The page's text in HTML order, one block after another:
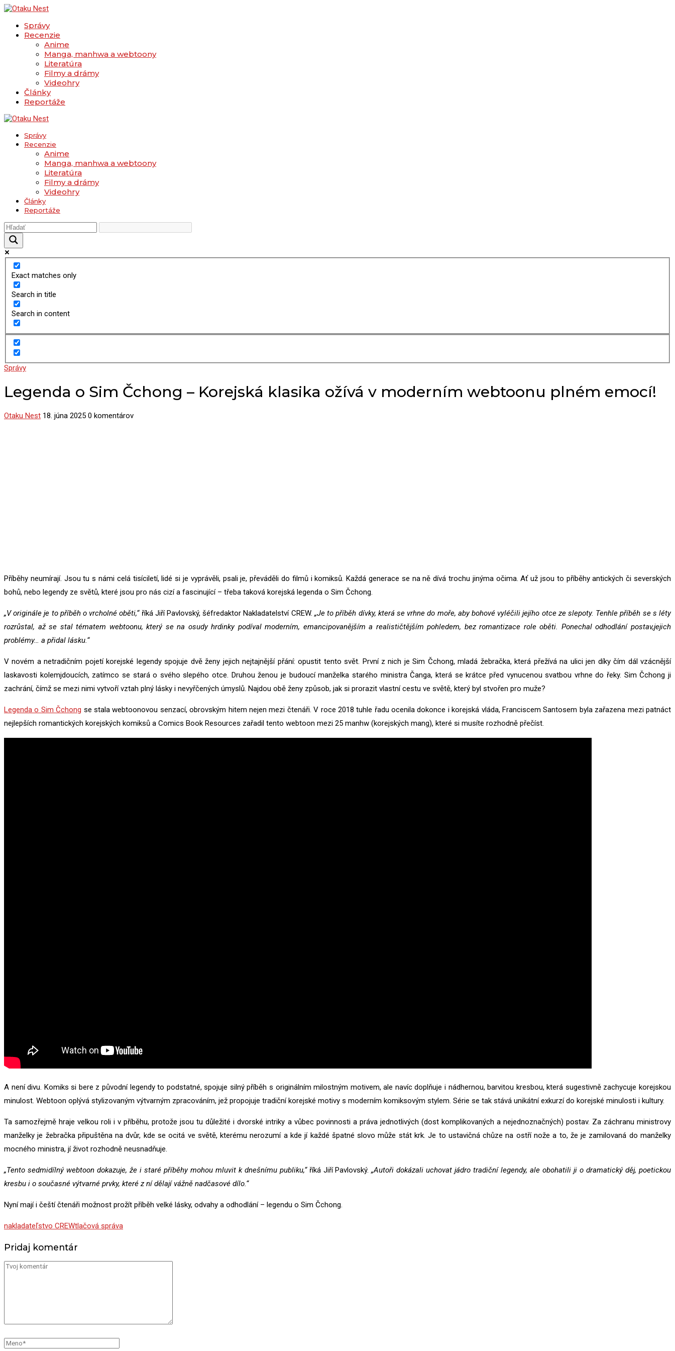
Správy
Recenzie
Anime
Manga, manhwa a webtoony
Literatúra
Filmy a drámy
Videohry
Články
Reportáže
Správy
Recenzie
Anime
Manga, manhwa a webtoony
Literatúra
Filmy a drámy
Videohry
Články
Reportáže
Exact matches only
Search in title
Search in content
Správy
Legenda o Sim Čchong – Korejská klasika ožívá v moderním webtoonu plném emocí!
Otaku Nest 18. júna 2025 0 komentárov
Příběhy neumírají. Jsou tu s námi celá tisíciletí, lidé si je vyprávěli, psali je, převáděli do filmů i komiksů. Každá generace se na ně dívá trochu jinýma očima. Ať už jsou to příběhy antických či severských
bohů, nebo legendy ze světů, které jsou pro nás cizí a fascinující – třeba taková korejská legenda o Sim Čchong.
„V originále je to příběh o vrcholné oběti,“říká Jiří Pavlovský, šéfredaktor Nakladatelství CREW. „Je to příběh dívky, která se vrhne do moře, aby bohové vyléčili jejího otce ze slepoty. Tenhle příběh se s léty
rozrůstal, až se stal tématem webtoonu, který se na osudy hrdinky podíval moderním, emancipovanějším a realističtějším pohledem, bez romantizace role oběti. Ponechal odhodlání postav,jejich
problémy… a přidal lásku.“
V novém a netradičním pojetí korejské legendy spojuje dvě ženy jejich nejtajnější přání: opustit tento svět. První z nich je Sim Čchong, mladá žebračka, která přežívá na ulici jen díky čím dál vzácnější
laskavosti kolemjdoucích, zatímco se stará o svého slepého otce. Druhou ženou je budoucí manželka starého ministra Čanga, která se krátce před vynucenou svatbou vrhne do řeky. Sim Čchong ji
zachrání, čímž se mezi nimi vytvoří vztah plný lásky i nevyřčených úmyslů. Najdou obě ženy způsob, jak si prorazit vlastní cestu ve světě, který byl stvořen pro muže?
Legenda o Sim Čchong se stala webtoonovou senzací, obrovským hitem nejen mezi čtenáři. V roce 2018 tuhle řadu ocenila dokonce i korejská vláda, Franciscem Santosem byla zařazena mezi patnáct
nejlepších romantických korejských komiksů a Comics Book Resources zařadil tento webtoon mezi 25 manhw (korejských mang), které si musíte rozhodně přečíst.
A není divu. Komiks si bere z původní legendy to podstatné, spojuje silný příběh s originálním milostným motivem, ale navíc doplňuje i nádhernou, barvitou kresbou, která sugestivně zachycuje korejskou
minulost. Webtoon oplývá stylizovaným výtvarným zpracováním, jež propojuje tradiční korejské motivy s moderním komiksovým stylem. Série se tak stává unikátní exkurzí do korejské minulosti i kultury.
Ta samozřejmě hraje velkou roli i v příběhu, protože jsou tu důležité i dvorské intriky a vůbec povinnosti a práva jednotlivých (dost komplikovaných a nejednoznačných) postav. Za záchranu ministrovy
manželky je žebračka připuštěna na dvůr, kde se ocitá ve světě, kterému nerozumí a kde jí každé špatné slovo může stát krk. Je to ustavičná chůze na ostří nože a to, že je zamilovaná do manželky
mocného ministra, jí život rozhodně neusnadňuje.
„Tento sedmidílný webtoon dokazuje, že i staré příběhy mohou mluvit k dnešnímu publiku,“říká Jiří Pavlovský.„Autoři dokázali uchovat jádro tradiční legendy, ale obohatili ji o dramatický děj, poetickou
kresbu i o současné výtvarné prvky, které z ní dělají vážně nadčasové dílo.“
Nyní mají i čeští čtenáři možnost prožít příběh velké lásky, odvahy a odhodlání – legendu o Sim Čchong.
nakladateľstvo CREWtlačová správa
Pridaj komentár